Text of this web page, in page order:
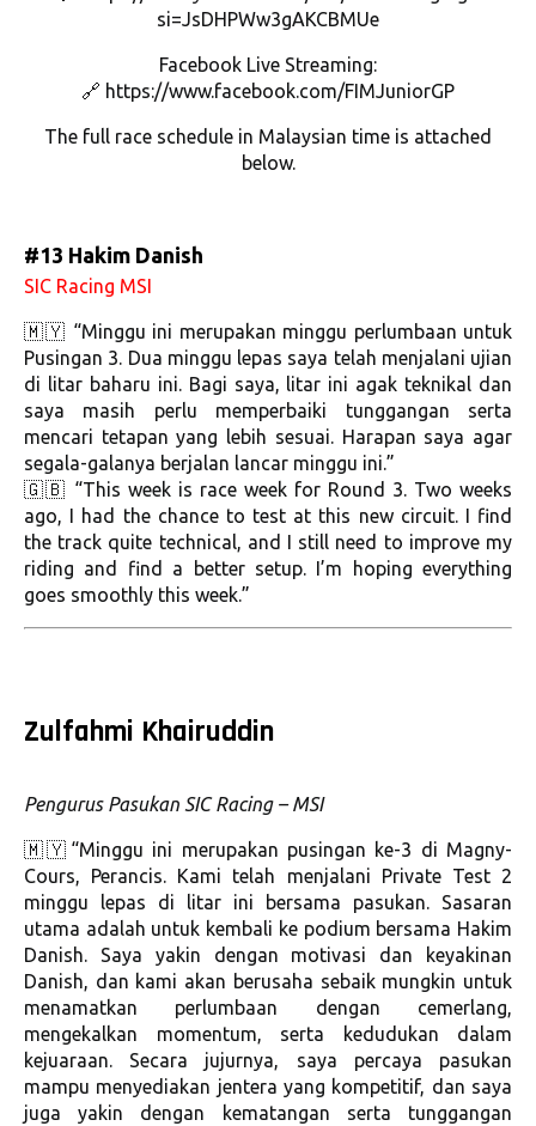
si=JsDHPWw3gAKCBMUe
Facebook Live Streaming:
🔗 https://www.facebook.com/FIMJuniorGP
The full race schedule in Malaysian time is attached
below.
#13 Hakim Danish
SIC Racing MSI
🇲🇾 “Minggu ini merupakan minggu perlumbaan untuk
Pusingan 3. Dua minggu lepas saya telah menjalani ujian
di litar baharu ini. Bagi saya, litar ini agak teknikal dan
saya masih perlu memperbaiki tunggangan serta
mencari tetapan yang lebih sesuai. Harapan saya agar
segala-galanya berjalan lancar minggu ini.”
🇬🇧 “This week is race week for Round 3. Two weeks
ago, I had the chance to test at this new circuit. I find
the track quite technical, and I still need to improve my
riding and find a better setup. I’m hoping everything
goes smoothly this week.”
Zulfahmi Khairuddin
Pengurus Pasukan SIC Racing – MSI
🇲🇾“Minggu ini merupakan pusingan ke-3 di Magny-
Cours, Perancis. Kami telah menjalani Private Test 2
minggu lepas di litar ini bersama pasukan. Sasaran
utama adalah untuk kembali ke podium bersama Hakim
Danish. Saya yakin dengan motivasi dan keyakinan
Danish, dan kami akan berusaha sebaik mungkin untuk
menamatkan perlumbaan dengan cemerlang,
mengekalkan momentum, serta kedudukan dalam
kejuaraan. Secara jujurnya, saya percaya pasukan
mampu menyediakan jentera yang kompetitif, dan saya
juga yakin dengan kematangan serta tunggangan